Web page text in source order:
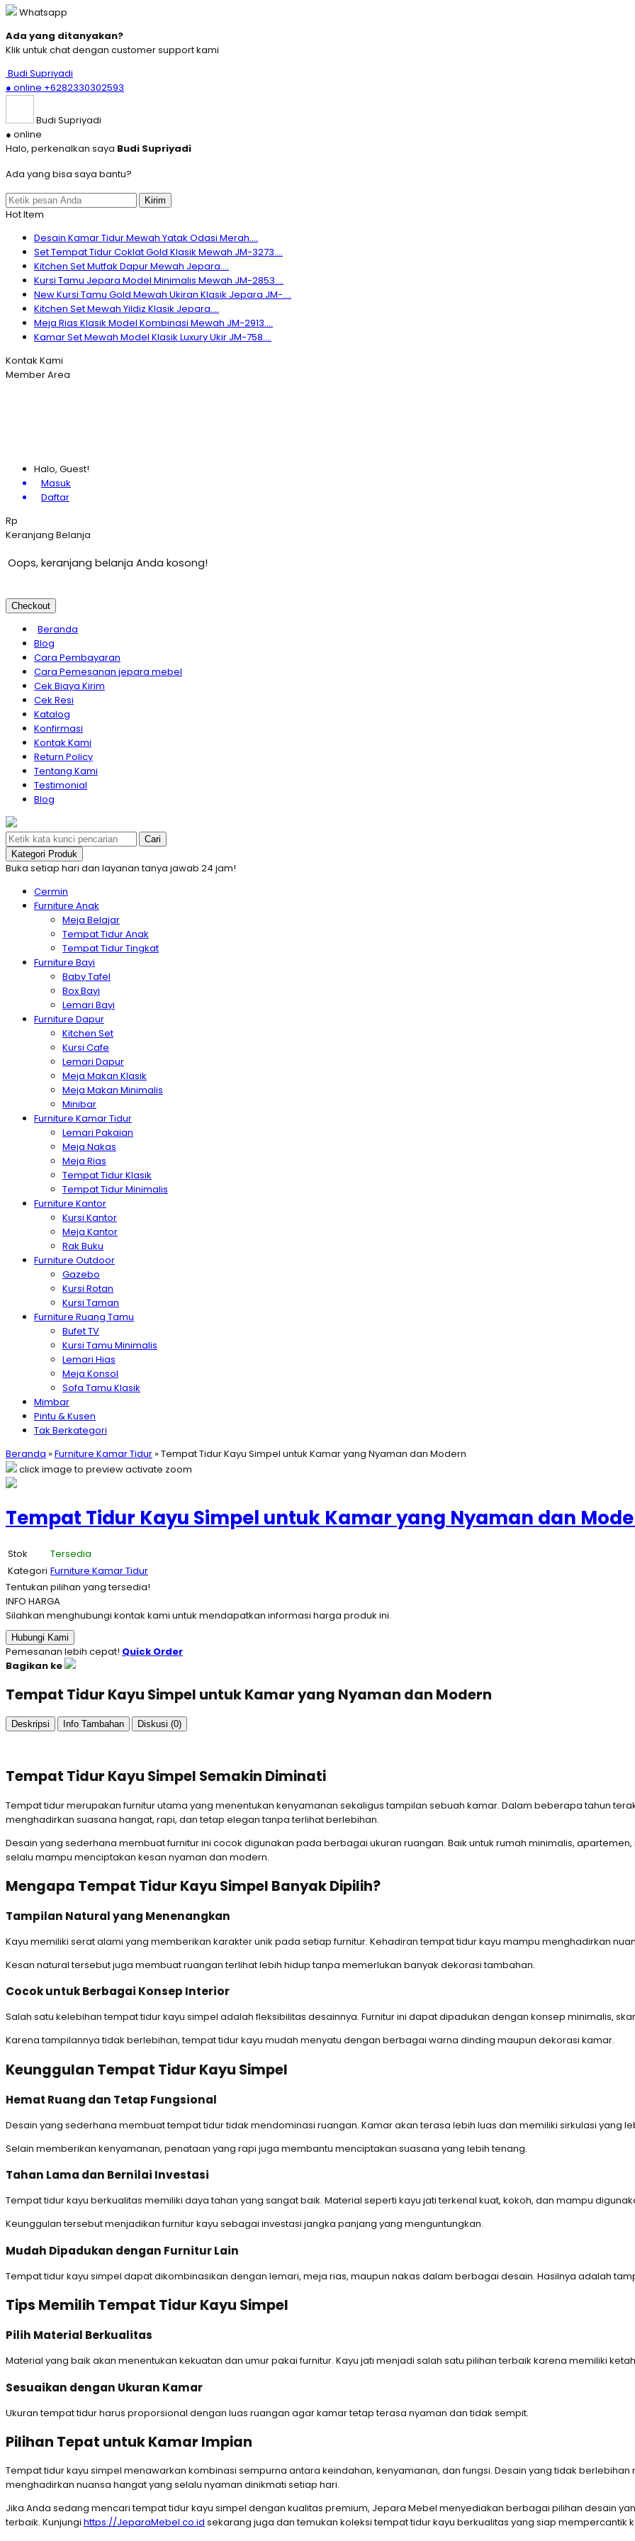
Whatsapp
Ada yang ditanyakan?
Klik untuk chat dengan customer support kami
Budi Supriyadi
● online +6282330302593
Budi Supriyadi
● online
Halo, perkenalkan saya Budi Supriyadi
Ada yang bisa saya bantu?
Kirim
Hot Item
Desain Kamar Tidur Mewah Yatak Odasi Merah....
Set Tempat Tidur Coklat Gold Klasik Mewah JM-3273....
Kitchen Set Mutfak Dapur Mewah Jepara....
Kursi Tamu Jepara Model Minimalis Mewah JM-2853....
New Kursi Tamu Gold Mewah Ukiran Klasik Jepara JM-....
Kitchen Set Mewah Yildiz Klasik Jepara....
Meja Rias Klasik Model Kombinasi Mewah JM-2913....
Kamar Set Mewah Model Klasik Luxury Ukir JM-758....
Kontak Kami
Member Area
Halo, Guest!
Masuk
Daftar
Rp
Keranjang Belanja
Oops, keranjang belanja Anda kosong!
Checkout
Beranda
Blog
Cara Pembayaran
Cara Pemesanan jepara mebel
Cek Biaya Kirim
Cek Resi
Katalog
Konfirmasi
Kontak Kami
Return Policy
Tentang Kami
Testimonial
Blog
Cari
Kategori Produk
Buka setiap hari dan layanan tanya jawab 24 jam!
Cermin
Furniture Anak
Meja Belajar
Tempat Tidur Anak
Tempat Tidur Tingkat
Furniture Bayi
Baby Tafel
Box Bayi
Lemari Bayi
Furniture Dapur
Kitchen Set
Kursi Cafe
Lemari Dapur
Meja Makan Klasik
Meja Makan Minimalis
Minibar
Furniture Kamar Tidur
Lemari Pakaian
Meja Nakas
Meja Rias
Tempat Tidur Klasik
Tempat Tidur Minimalis
Furniture Kantor
Kursi Kantor
Meja Kantor
Rak Buku
Furniture Outdoor
Gazebo
Kursi Rotan
Kursi Taman
Furniture Ruang Tamu
Bufet TV
Kursi Tamu Minimalis
Lemari Hias
Meja Konsol
Sofa Tamu Klasik
Mimbar
Pintu & Kusen
Tak Berkategori
Beranda »Furniture Kamar Tidur »Tempat Tidur Kayu Simpel untuk Kamar yang Nyaman dan Modern
click image to previewactivate zoom
Tempat Tidur Kayu Simpel untuk Kamar yang Nyaman dan
Stok
Tersedia
Kategori Furniture Kamar Tidur
Tentukan pilihan yang tersedia!
INFO HARGA
Silahkan menghubungi kontak kami untuk mendapatkan informasi harga produk ini.
Hubungi Kami
Pemesanan lebih cepat! Quick Order
Bagikan ke
Tempat Tidur Kayu Simpel untuk Kamar yang Nyaman dan Modern
Deskripsi Info Tambahan Diskusi (0)
Tempat Tidur Kayu Simpel Semakin Diminati
Tempat tidur merupakan furnitur utama yang menentukan kenyamanan sekaligus tampilan sebuah kamar. Dalam beberapa tahun
menghadirkan suasana hangat, rapi, dan tetap elegan tanpa terlihat berlebihan.
Desain yang sederhana membuat furnitur ini cocok digunakan pada berbagai ukuran ruangan. Baik untuk rumah minimalis,
selalu mampu menciptakan kesan nyaman dan modern.
Mengapa Tempat Tidur Kayu Simpel Banyak Dipilih?
Tampilan Natural yang Menenangkan
Kayu memiliki serat alami yang memberikan karakter unik pada setiap furnitur. Kehadiran tempat tidur kayu mampu menghadirkan
Kesan natural tersebut juga membuat ruangan terlihat lebih hidup tanpa memerlukan banyak dekorasi tambahan.
Cocok untuk Berbagai Konsep Interior
Salah satu kelebihan tempat tidur kayu simpel adalah fleksibilitas desainnya. Furnitur ini dapat dipadukan dengan konsep minimalis,
Karena tampilannya tidak berlebihan, tempat tidur kayu mudah menyatu dengan berbagai warna dinding maupun dekorasi kamar.
Keunggulan Tempat Tidur Kayu Simpel
Hemat Ruang dan Tetap Fungsional
Desain yang sederhana membuat tempat tidur tidak mendominasi ruangan. Kamar akan terasa lebih luas dan memiliki sirkulasi yang
Selain memberikan kenyamanan, penataan yang rapi juga membantu menciptakan suasana yang lebih tenang.
Tahan Lama dan Bernilai Investasi
Tempat tidur kayu berkualitas memiliki daya tahan yang sangat baik. Material seperti kayu jati terkenal kuat, kokoh, dan mampu
Keunggulan tersebut menjadikan furnitur kayu sebagai investasi jangka panjang yang menguntungkan.
Mudah Dipadukan dengan Furnitur Lain
Tempat tidur kayu simpel dapat dikombinasikan dengan lemari, meja rias, maupun nakas dalam berbagai desain. Hasilnya adalah
Tips Memilih Tempat Tidur Kayu Simpel
Pilih Material Berkualitas
Material yang baik akan menentukan kekuatan dan umur pakai furnitur. Kayu jati menjadi salah satu pilihan terbaik karena memiliki
Sesuaikan dengan Ukuran Kamar
Ukuran tempat tidur harus proporsional dengan luas ruangan agar kamar tetap terasa nyaman dan tidak sempit.
Pilihan Tepat untuk Kamar Impian
Tempat tidur kayu simpel menawarkan kombinasi sempurna antara keindahan, kenyamanan, dan fungsi. Desain yang tidak
menghadirkan nuansa hangat yang selalu nyaman dinikmati setiap hari.
Jika Anda sedang mencari tempat tidur kayu simpel dengan kualitas premium, Jepara Mebel menyediakan berbagai pilihan desain
terbaik. Kunjungi https://JeparaMebel.co.id sekarang juga dan temukan koleksi tempat tidur kayu berkualitas yang siap